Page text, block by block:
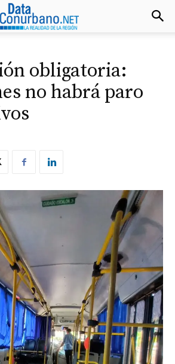
obligatoria:
no habrá paro